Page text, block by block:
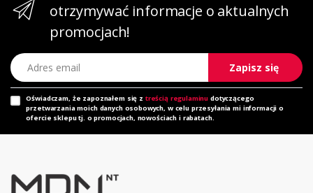
otrzymywać informacje o aktualnych
promocjach!
Adres email
Zapisz się
Oświadczam, że zapoznałem się z treścią regulaminu dotyczącego
przetwarzania moich danych osobowych, w celu przesyłania mi informacji o
ofercie sklepu tj. o promocjach, nowościach i rabatach.